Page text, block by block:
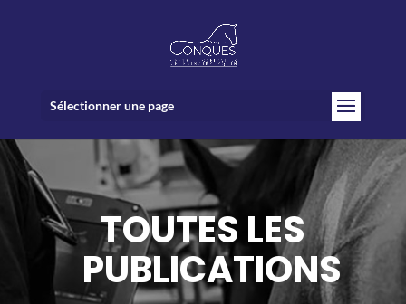
Sélectionner une page
TOUTES LES
PUBLICATIONS